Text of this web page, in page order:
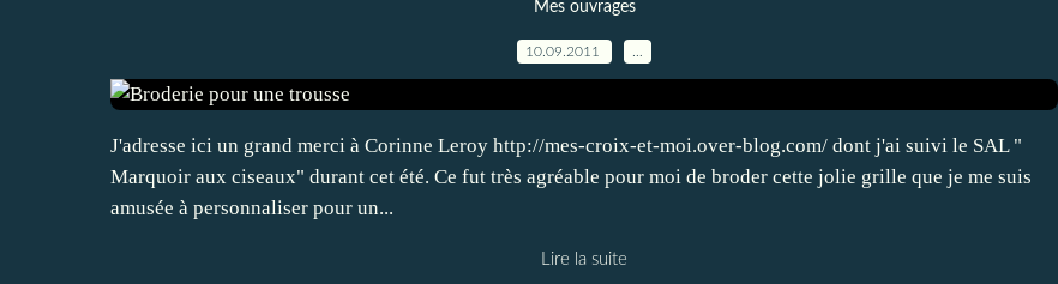
Mes ouvrages
10.09.2011
J'adresse ici un grand merci à Corinne Leroy http://mes-croix-et-moi.over-blog.com/ dont j'ai suivi le SAL "
Marquoir aux ciseaux" durant cet été. Ce fut très agréable pour moi de broder cette jolie grille que je me suis
amusée à personnaliser pour un...
Lire la suite